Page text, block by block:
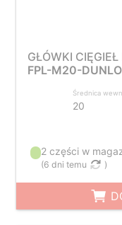
GŁÓWKI CIĘGIEŁ
FPL-M20-
Średnica
20
2 części w
(6 dni temu )